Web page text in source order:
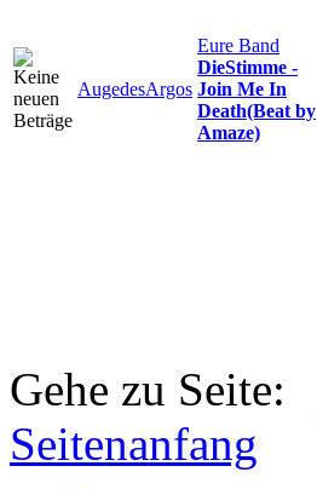
AugedesArgos
Eure Band
DieStimme -
Join Me In
Death(Beat by
Amaze)
Gehe zu Seite:
Seitenanfang